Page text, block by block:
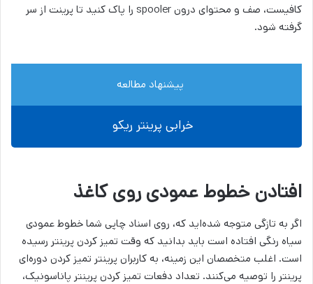
کافیست، صف و محتوای درون spooler را پاک کنید تا پرینت از سر
گرفته شود.
پیشنهاد مطالعه
خرابی پرینتر ریکو
افتادن خطوط عمودی روی کاغذ
اگر به تازگی متوجه شده‌اید که، روی اسناد چاپی شما خطوط عمودی
سیاه رنگی افتاده است باید بدانید که وقت تمیز کردن پرینتر رسیده
است. اغلب متخصصان این زمینه، به کاربران پرینتر تمیز کردن دوره‌ای
پرینتر را توصیه می‌کنند. تعداد دفعات تمیز کردن پرینتر پاناسونیک،